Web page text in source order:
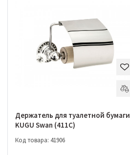
Держатель для туалетной бумаги
KUGU Swan (411C)
Код товара: 41906